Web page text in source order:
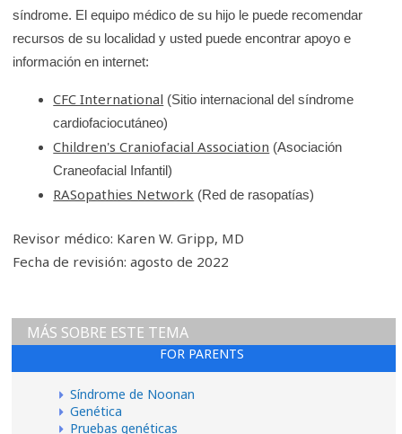
síndrome. El equipo médico de su hijo le puede recomendar
recursos de su localidad y usted puede encontrar apoyo e
información en internet:
CFC International (Sitio internacional del síndrome
cardiofaciocutáneo)
Children's Craniofacial Association (Asociación
Craneofacial Infantil)
RASopathies Network (Red de rasopatías)
Revisor médico: Karen W. Gripp, MD
Fecha de revisión: agosto de 2022
FOR PARENTS
MÁS SOBRE ESTE TEMA
Síndrome de Noonan
Genética
Pruebas genéticas